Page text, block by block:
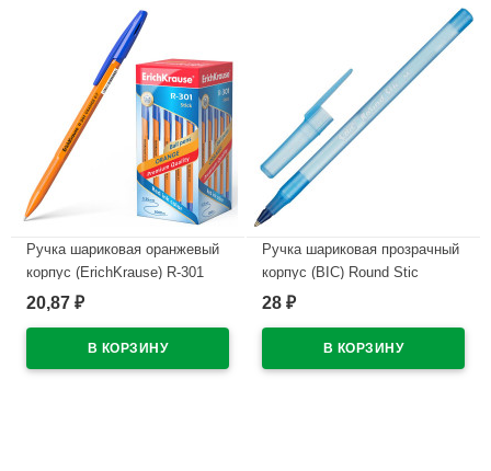
Ручка шариковая оранжевый
корпус (ErichKrause) R-301
Охра (Orange) синий, 0,7мм
20,87 ₽
Ручка шариковая прозрачный
корпус (BIC) Round Stic
синий, 1,0мм/0,32мм
28 ₽